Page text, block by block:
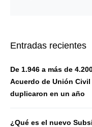
Entradas recientes
De 1.946 a más de
Acuerdo de Unión
duplicaron en un año
¿Qué es el nuevo